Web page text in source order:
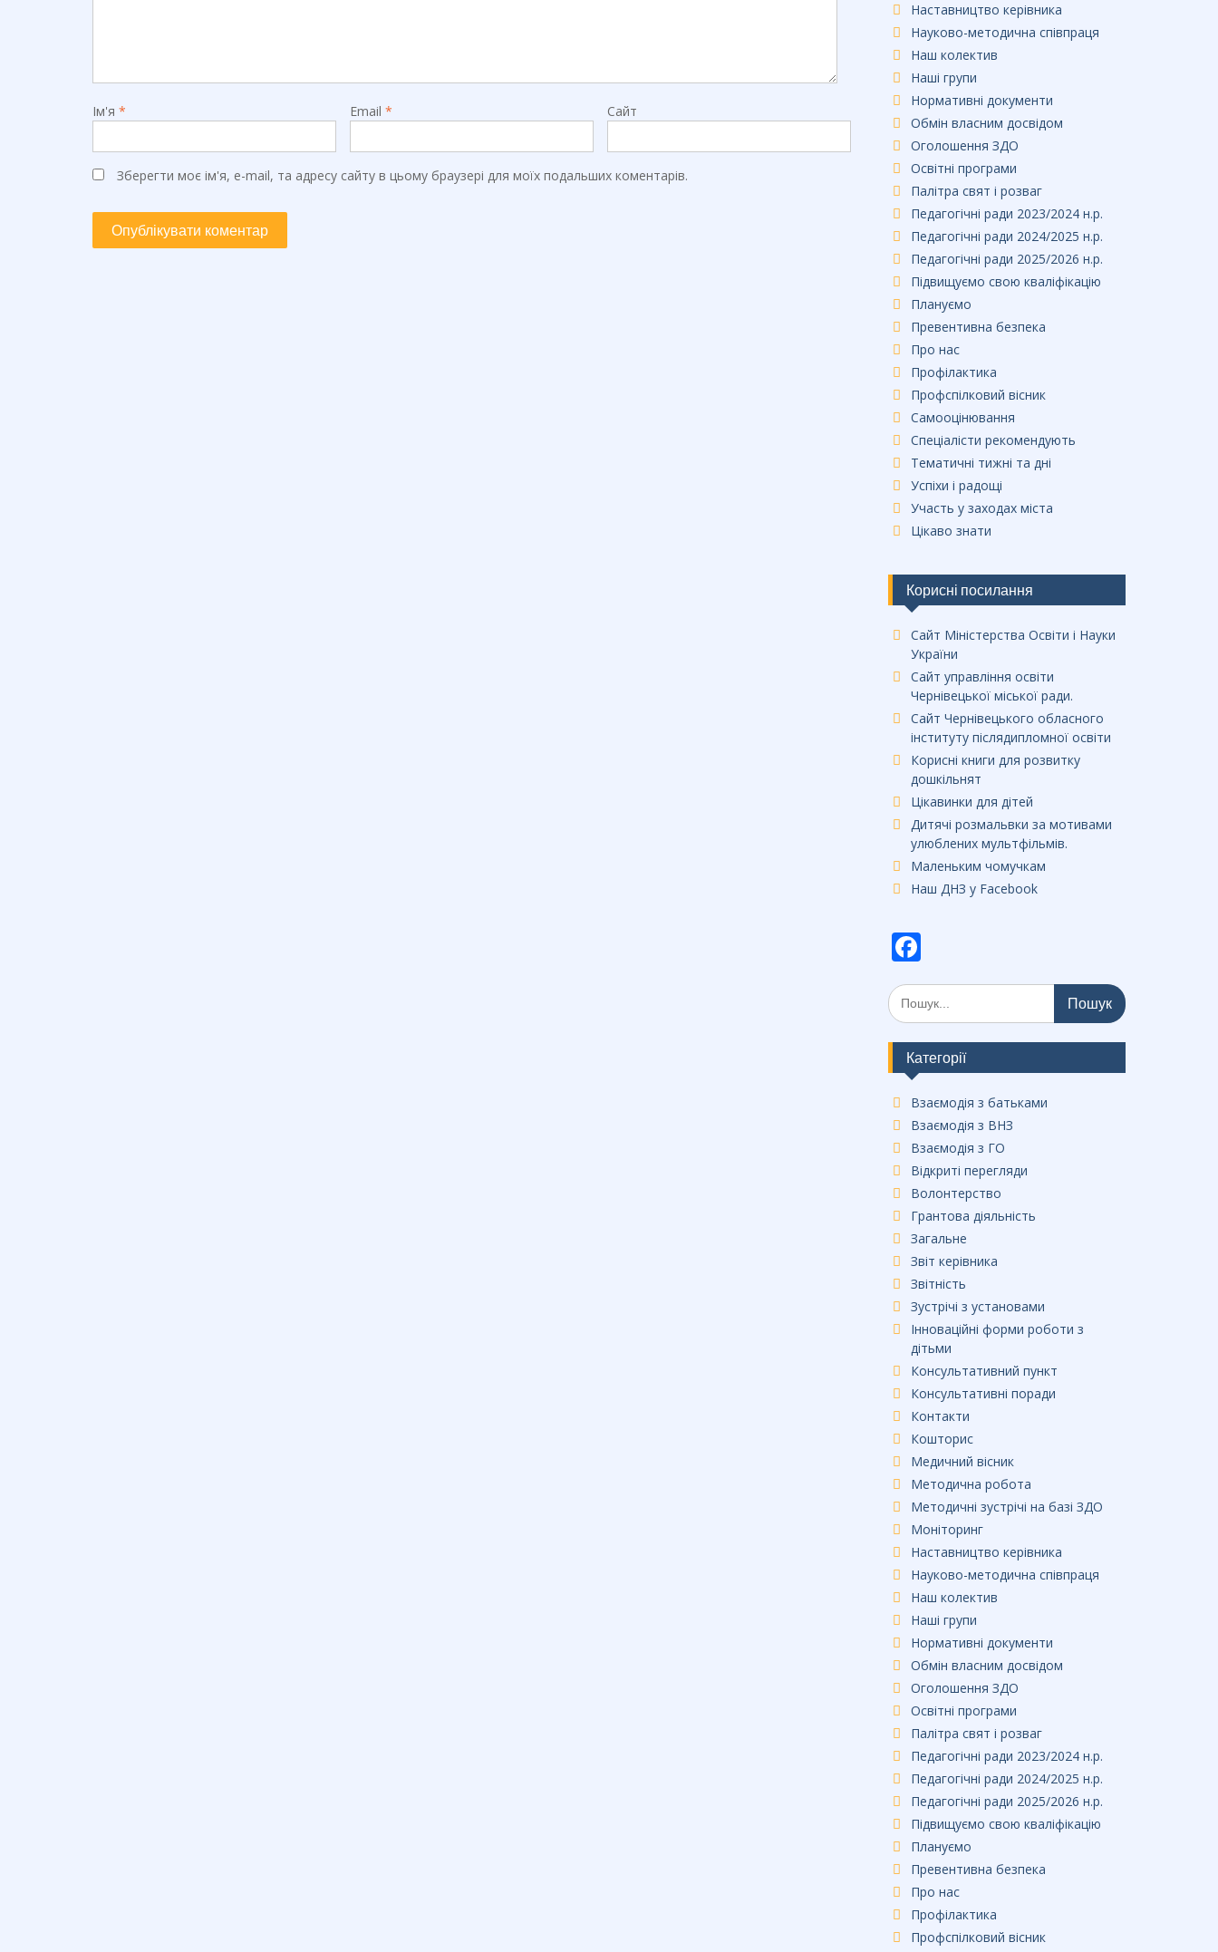
Ім'я * Email * Сайт
Зберегти моє ім'я, e-mail, та адресу сайту в цьому браузері для моїх подальших коментарів.
Наставництво керівника
Науково-методична співпраця
Наш колектив
Наші групи
Нормативні документи
Обмін власним досвідом
Оголошення ЗДО
Освітні програми
Палітра свят і розваг
Педагогічні ради 2023/2024 н.р.
Педагогічні ради 2024/2025 н.р.
Педагогічні ради 2025/2026 н.р.
Підвищуємо свою кваліфікацію
Плануємо
Превентивна безпека
Про нас
Профілактика
Профспілковий вісник
Самооцінювання
Спеціалісти рекомендують
Тематичні тижні та дні
Успіхи і радощі
Участь у заходах міста
Цікаво знати
Корисні посилання
Сайт Міністерства Освіти і Науки
України
Сайт управління освіти
Чернівецької міської ради.
Сайт Чернівецького обласного
інституту післядипломної освіти
Корисні книги для розвитку
дошкільнят
Цікавинки для дітей
Дитячі розмальвки за мотивами
улюблених мультфільмів.
Маленьким чомучкам
Наш ДНЗ у Facebook
F
ac
e
b
o
o
k
Шукати:
Категорії
Взаємодія з батьками
Взаємодія з ВНЗ
Взаємодія з ГО
Відкриті перегляди
Волонтерство
Грантова діяльність
Загальне
Звіт керівника
Звітність
Зустрічі з установами
Інноваційні форми роботи з
дітьми
Консультативний пункт
Консультативні поради
Контакти
Кошторис
Медичний вісник
Методична робота
Методичні зустрічі на базі ЗДО
Моніторинг
Наставництво керівника
Науково-методична співпраця
Наш колектив
Наші групи
Нормативні документи
Обмін власним досвідом
Оголошення ЗДО
Освітні програми
Палітра свят і розваг
Педагогічні ради 2023/2024 н.р.
Педагогічні ради 2024/2025 н.р.
Педагогічні ради 2025/2026 н.р.
Підвищуємо свою кваліфікацію
Плануємо
Превентивна безпека
Про нас
Профілактика
Профспілковий вісник